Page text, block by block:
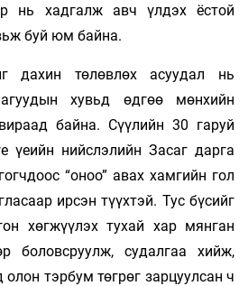
нь хадгалж авч үлдэх ёстой
буй юм байна.
дахин төлөвлөх асуу­дал нь
хувьд өдгөө мөнхийн
байна. Сүүлийн 30 гаруй
үеийн нийслэлийн Засаг дарга
“оноо” авах хамгийн гол
ирсэн түүхтэй. Тус бүсийг
хөгжүүлэх тухай хар мянган
боловсруулж, судалгаа хийж,
олон тэрбум төгрөг зарцуулсан ч